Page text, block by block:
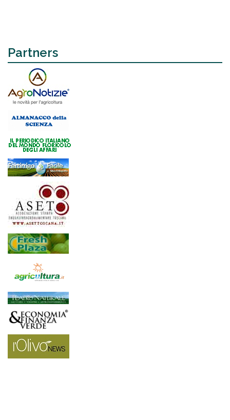
Partners